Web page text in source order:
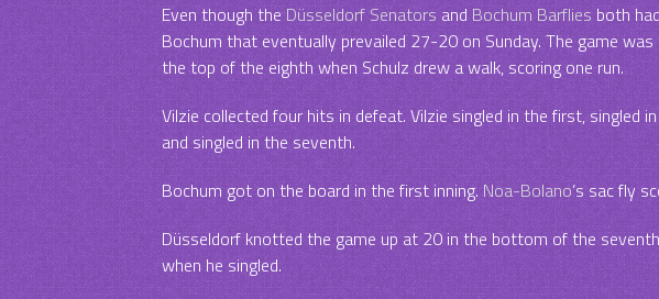
Even though theDüsseldorf Senators andBochum Barfliesboth
Bochum that eventually prevailed 27-20 on Sunday. The game
the top of the eighth when Schulz drew a walk, scoring one run.
Vilzie collected four hits in defeat. Vilzie singled in the first, singled
and singled in the seventh.
Bochum got on the board in the first inning.Noa-Bolano’s sac fly
Düsseldorf knotted the game up at 20 in the bottom of the
when he singled.